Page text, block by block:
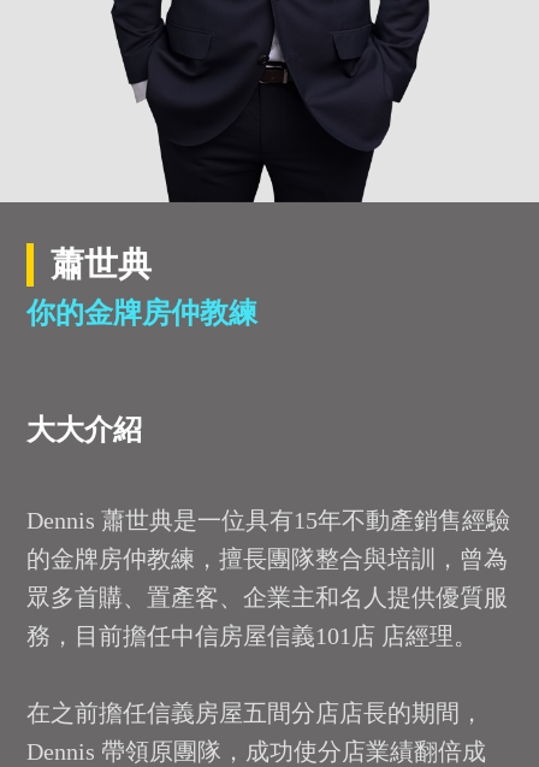
蕭世典
你的金牌房仲教練
大大介紹
Dennis 蕭世典是一位具有15年不動產銷售經驗
的金牌房仲教練，擅長團隊整合與培訓，曾為
眾多首購、置產客、企業主和名人提供優質服
務，目前擔任中信房屋信義101店 店經理。
在之前擔任信義房屋五間分店店長的期間，
Dennis 帶領原團隊，成功使分店業績翻倍成